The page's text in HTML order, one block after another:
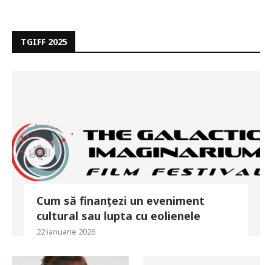
TGIFF 2025
Cum să finanțezi un eveniment
cultural sau lupta cu eolienele
22 ianuarie 2026